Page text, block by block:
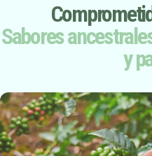
Sabores
y